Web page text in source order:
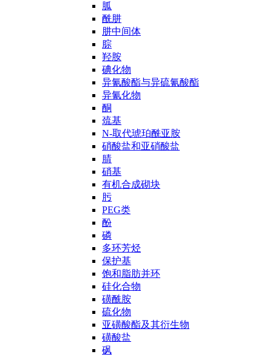
胍
酰肼
肼中间体
腙
羟胺
碘化物
异氰酸酯与异硫氰酸酯
异氰化物
酮
巯基
N-取代琥珀酰亚胺
硝酸盐和亚硝酸盐
腈
硝基
有机合成砌块
肟
PEG类
酚
磷
多环芳烃
保护基
饱和脂肪并环
硅化合物
磺酰胺
硫化物
亚磺酸酯及其衍生物
磺酸盐
砜